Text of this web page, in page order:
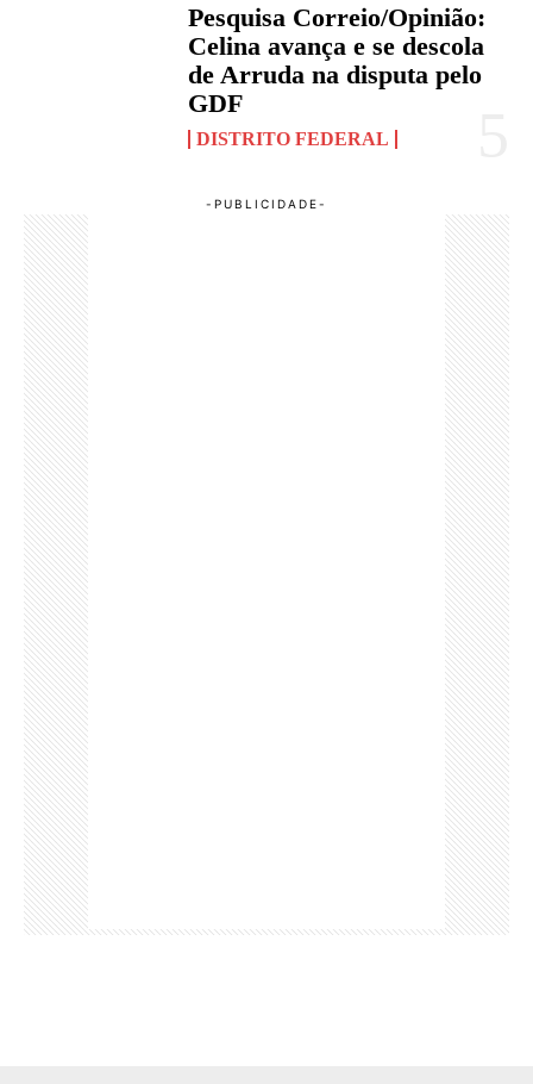
Pesquisa Correio/Opinião:
Celina avança e se descola
de Arruda na disputa pelo
GDF
DISTRITO FEDERAL